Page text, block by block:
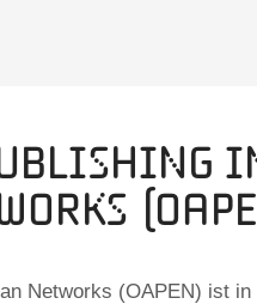
Networks (OAPEN) ist